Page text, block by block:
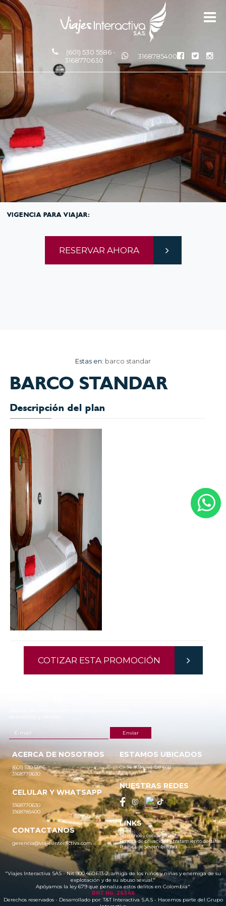
(601) 530 5586 -
3168770630
3168785400
Estas en: barco standar
BARCO STANDAR
Descripción del plan
COTIZAR ESTA PROMOCIÓN
VIGENCIA PARA VIAJAR:
RESERVAR AHORA
ACERCA DE NOSOTROS
(601) 530 5586
3168770630
CELULAR Y WHATSAPP
3168770630
3168785400
CONTACTANOS
gerencia@viajesinteractiva.com
ESTAMOS UBICADOS
Cr 14 # 94-44 OF 602
NUESTRAS REDES
LINKS
Términos y condiciones
Política de privacidad y tratamiento de datos
Política de Sostenibilidad
"Viajes Interactiva SAS - Nit 900.460.613-2, amiga de los niños y niñas y enemiga de su
explotación y de su abuso sexual."
Apóyamos la ley 679 que penaliza estos delitos en Colombia"
RNT No. 26346
Derechos reservados - Desarrollado por:T&T Interactiva S.A.S- Hacemos parte del Grupo